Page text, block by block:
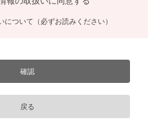
について（必ずお読みください）